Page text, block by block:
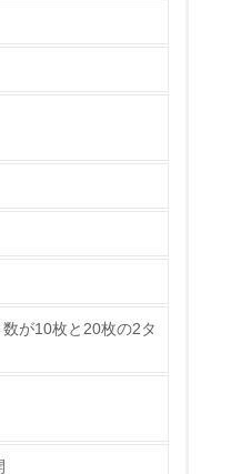
が10枚と20枚の2タ